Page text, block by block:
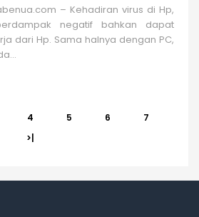
– Kehadiran virus di Hp,
negatif bahkan dapat
dari Hp. Sama halnya dengan PC,
4 5 6
7
>|